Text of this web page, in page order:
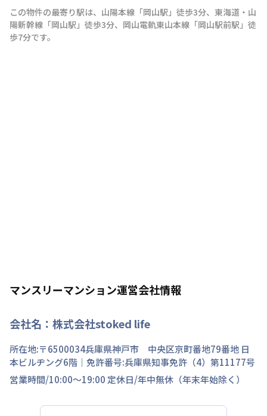
この物件の最寄り駅は、 山陽本線 「岡山駅 」 徒歩3分、 東海道・山
陽新幹線 「岡山駅 」 徒歩3分、 岡山電軌東山本線 「岡山駅前駅 」 徒
歩7分です。
マンスリーマンション運営会社情報
会社名： 株式会社stoked life
所在地:〒6500034兵庫県神戸市 中央区京町番地79番地 日
本ビルヂング6階 ｜免許番号:兵庫県知事免許（4）第11177号
営業時間/10:00～19:00 定休日/年中無休（年末年始除く）